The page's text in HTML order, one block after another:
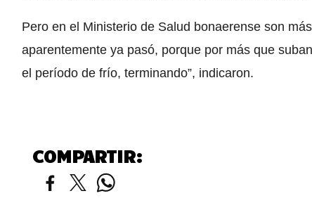
Pero en el Ministerio de Salud bonaerense son
aparentemente ya pasó, porque por más que
el período de frío, terminando”, indicaron.
COMPARTIR: